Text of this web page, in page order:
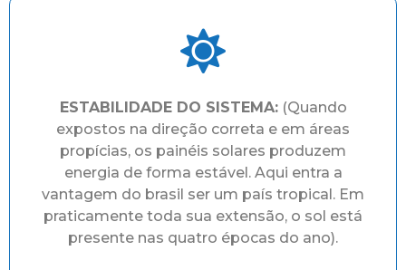
ESTABILIDADE DO SISTEMA:(Quando
expostos na direção correta e em áreas
propícias, os painéis solares produzem
energia de forma estável. Aqui entra a
vantagem do brasil ser um país tropical. Em
praticamente toda sua extensão, o sol está
presente nas quatro épocas do ano).